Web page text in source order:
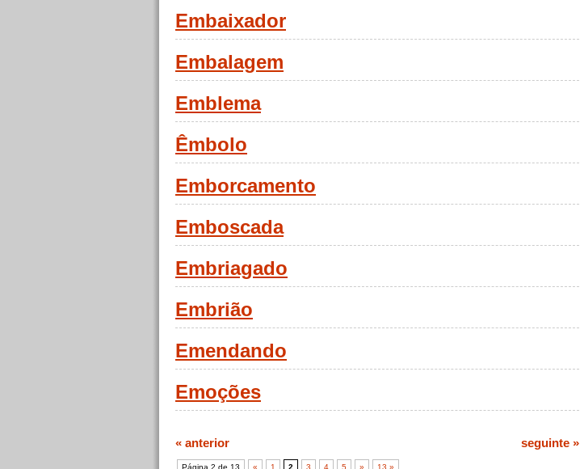
Embaixador
Embalagem
Emblema
Êmbolo
Emborcamento
Emboscada
Embriagado
Embrião
Emendando
Emoções
« anterior seguinte »
Página 2 de 13 « 1 2 3 4 5 » 13 »